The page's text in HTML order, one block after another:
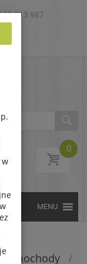
713 987
0
Samochody
/
w